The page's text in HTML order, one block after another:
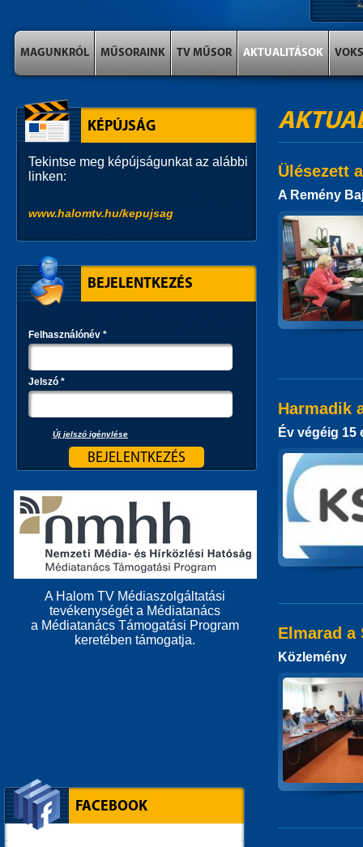
MAGUNKRÓL MŰSORAINK TV MŰSOR AKTUALITÁSOK VOKS
Ülésezett
A Remény
Harmadik
Év végéig 15
Elmarad a
Közlemény
KÉPÚJSÁG
Tekintse meg képújságunkat az alábbi
linken:
www.halomtv.hu/kepujsag
BEJELENTKEZÉS
Felhasználónév *
Jelszó *
Új jelszó igénylése
A Halom TV Médiaszolgáltatási
tevékenységét a Médiatanács
a Médiatanács Támogatási Program
keretében támogatja.
FACEBOOK